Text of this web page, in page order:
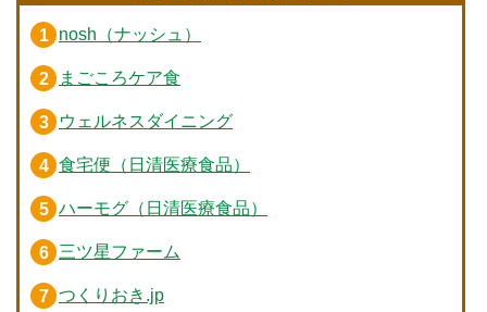
nosh（ナッシュ）
まごころケア食
ウェルネスダイニング
食宅便（日清医療食品）
ハーモグ（日清医療食品）
三ツ星ファーム
つくりおき.jp